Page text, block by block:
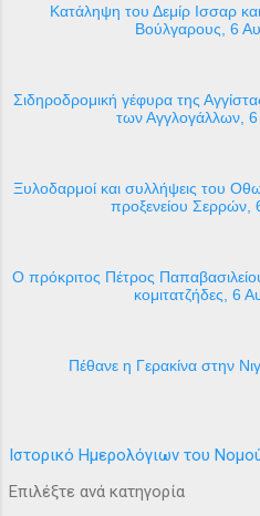
Κατάληψη του Δεμίρ Ισσαρ
Βούλγαρους, 6
Σιδηροδρομική γέφυρα της
των Αγγλογάλλων,
Ξυλοδαρμοί και συλλήψεις του
προξενείου Σερρών,
Ο πρόκριτος Πέτρος
κομιτατζήδες, 6
Πέθανε η Γερακίνα στην
Ιστορικό Ημερολόγιων του
Επιλέξτε ανά κατηγορία